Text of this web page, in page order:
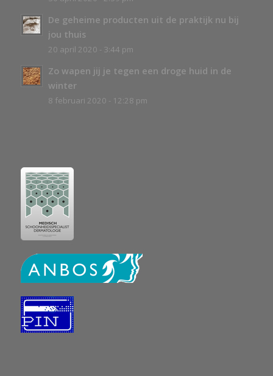
De geheime producten uit de praktijk nu bij
jou thuis
20 april 2020 - 3:44 pm
Zo wapen jij je tegen een droge huid in de
winter
8 februari 2020 - 12:28 pm